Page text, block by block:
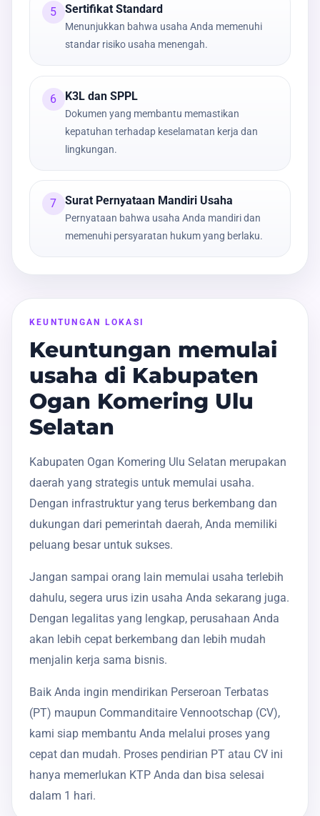
5 Sertifikat Standard
Menunjukkan bahwa usaha Anda memenuhi
standar risiko usaha menengah.
6 K3L dan SPPL
Dokumen yang membantu memastikan
kepatuhan terhadap keselamatan kerja dan
lingkungan.
7 Surat Pernyataan Mandiri Usaha
Pernyataan bahwa usaha Anda mandiri dan
memenuhi persyaratan hukum yang berlaku.
KEUNTUNGAN LOKASI
Keuntungan memulai
usaha di Kabupaten
Ogan Komering Ulu
Selatan
Kabupaten Ogan Komering Ulu Selatan merupakan
daerah yang strategis untuk memulai usaha.
Dengan infrastruktur yang terus berkembang dan
dukungan dari pemerintah daerah, Anda memiliki
peluang besar untuk sukses.
Jangan sampai orang lain memulai usaha terlebih
dahulu, segera urus izin usaha Anda sekarang juga.
Dengan legalitas yang lengkap, perusahaan Anda
akan lebih cepat berkembang dan lebih mudah
menjalin kerja sama bisnis.
Baik Anda ingin mendirikan Perseroan Terbatas
(PT) maupun Commanditaire Vennootschap (CV),
kami siap membantu Anda melalui proses yang
cepat dan mudah. Proses pendirian PT atau CV ini
hanya memerlukan KTP Anda dan bisa selesai
dalam 1 hari.